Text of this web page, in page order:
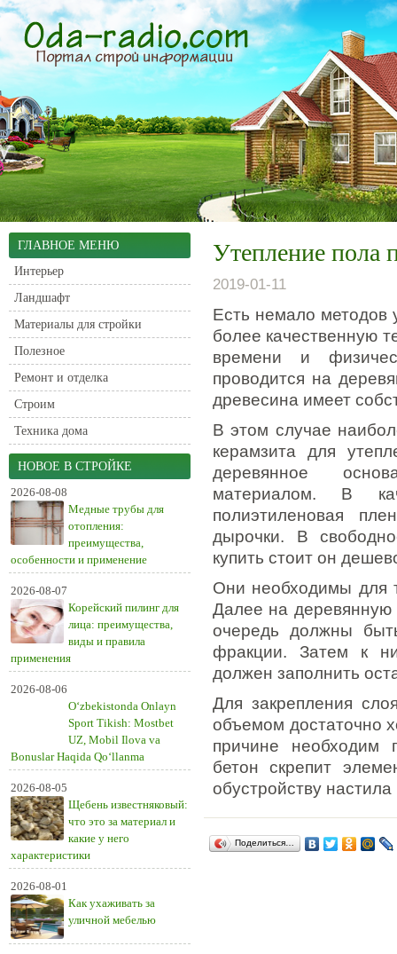
ГЛАВНОЕ МЕНЮ
Интерьер
Ландшафт
Материалы для стройки
Полезное
Ремонт и отделка
Строим
Техника дома
НОВОЕ В СТРОЙКЕ
2026-08-08
Медные трубы для
отопления:
преимущества,
особенности и применение
2026-08-07
Корейский пилинг для
лица: преимущества,
виды и правила
применения
2026-08-06
O‘zbekistonda Onlayn
Sport Tikish: Mostbet
UZ, Mobil Ilova va
Bonuslar Haqida Qo‘llanma
2026-08-05
Щебень известняковый:
что это за материал и
какие у него
характеристики
2026-08-01
Как ухаживать за
уличной мебелью
Утепление пола
2019-01-11
Есть немало методов
более качественную
времени и
проводится на
древесина имеет
В этом случае
керамзита для
деревянное
материалом. В
полиэтиленовая
дырочки. В
купить стоит он
Они необходимы для
Далее на деревянную
очередь должны
фракции. Затем к
должен заполнить
Для закрепления
объемом достаточно
причине необходим
бетон скрепит
обустройству
Поделиться…